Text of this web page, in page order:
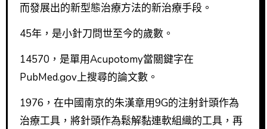
而發展出的新型態治療方法的新治療手段。
45年，是小針刀問世至今的歲數。
14570，是單用Acupotomy當關鍵字在
PubMed.gov上搜尋的論文數。
1976，在中國南京的朱漢章用9G的注射針頭作為
治療工具，將針頭作為鬆解黏連軟組織的工具，再